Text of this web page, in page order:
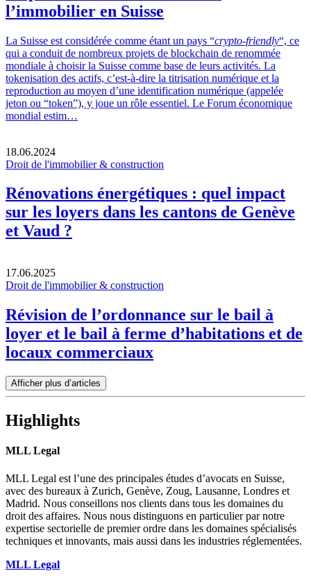
l’immobilier en Suisse
La Suisse est considérée comme étant un pays “crypto-friendly“, ce
qui a conduit de nombreux projets de blockchain de renommée
mondiale à choisir la Suisse comme base de leurs activités. La
tokenisation des actifs, c’est-à-dire la titrisation numérique et la
reproduction au moyen d’une identification numérique (appelée
jeton ou “token”), y joue un rôle essentiel. Le Forum économique
mondial estim…
18.06.2024
Droit de l'immobilier & construction
Rénovations énergétiques : quel impact
sur les loyers dans les cantons de Genève
et Vaud ?
17.06.2025
Droit de l'immobilier & construction
Révision de l’ordonnance sur le bail à
loyer et le bail à ferme d’habitations et de
locaux commerciaux
Afficher plus d’articles
Highlights
MLL Legal
MLL Legal est l’une des principales études d’avocats en Suisse,
avec des bureaux à Zurich, Genève, Zoug, Lausanne, Londres et
Madrid. Nous conseillons nos clients dans tous les domaines du
droit des affaires. Nous nous distinguons en particulier par notre
expertise sectorielle de premier ordre dans les domaines spécialisés
techniques et innovants, mais aussi dans les industries réglementées.
MLL Legal